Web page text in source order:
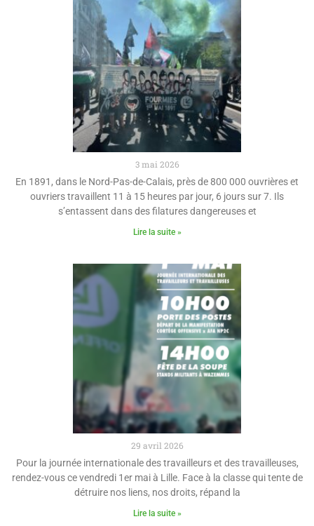
3 mai 2026
En 1891, dans le Nord-Pas-de-Calais, près de 800 000 ouvrières et
ouvriers travaillent 11 à 15 heures par jour, 6 jours sur 7. Ils
s’entassent dans des filatures dangereuses et
Lire la suite »
29 avril 2026
Pour la journée internationale des travailleurs et des travailleuses,
rendez-vous ce vendredi 1er mai à Lille. Face à la classe qui tente de
détruire nos liens, nos droits, répand la
Lire la suite »